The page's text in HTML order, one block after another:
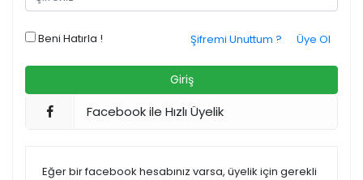
Beni Hatırla ! Üye Ol
Şifremi Unuttum ?
Facebook ile Hızlı Üyelik
Eğer bir facebook hesabınız varsa, üyelik için gerekli